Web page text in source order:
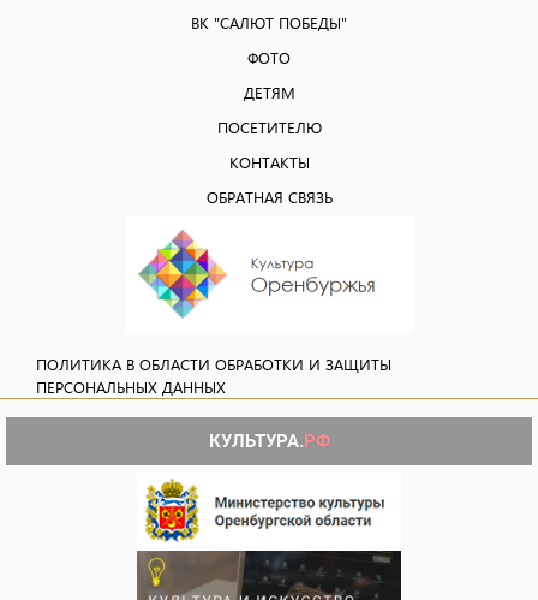
ВК "САЛЮТ ПОБЕДЫ"
ФОТО
ДЕТЯМ
ПОСЕТИТЕЛЮ
КОНТАКТЫ
ОБРАТНАЯ СВЯЗЬ
ПОЛИТИКА В ОБЛАСТИ ОБРАБОТКИ И ЗАЩИТЫ
ПЕРСОНАЛЬНЫХ ДАННЫХ